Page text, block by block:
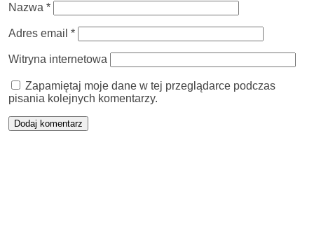
Nazwa *
Adres email *
Witryna internetowa
Zapamiętaj moje dane w tej przeglądarce podczas
pisania kolejnych komentarzy.